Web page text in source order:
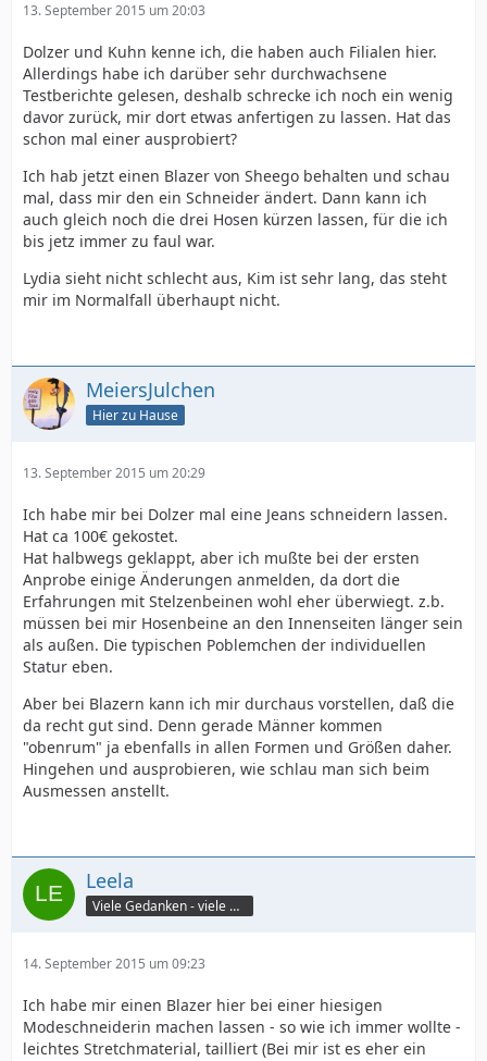
13. September 2015 um 20:03
Dolzer und Kuhn kenne ich, die haben auch Filialen hier.
Allerdings habe ich darüber sehr durchwachsene
Testberichte gelesen, deshalb schrecke ich noch ein wenig
davor zurück, mir dort etwas anfertigen zu lassen. Hat das
schon mal einer ausprobiert?
Ich hab jetzt einen Blazer von Sheego behalten und schau
mal, dass mir den ein Schneider ändert. Dann kann ich
auch gleich noch die drei Hosen kürzen lassen, für die ich
bis jetz immer zu faul war.
Lydia sieht nicht schlecht aus, Kim ist sehr lang, das steht
mir im Normalfall überhaupt nicht.
MeiersJulchen
Hier zu Hause
13. September 2015 um 20:29
Ich habe mir bei Dolzer mal eine Jeans schneidern lassen.
Hat ca 100€ gekostet.
Hat halbwegs geklappt, aber ich mußte bei der ersten
Anprobe einige Änderungen anmelden, da dort die
Erfahrungen mit Stelzenbeinen wohl eher überwiegt. z.b.
müssen bei mir Hosenbeine an den Innenseiten länger sein
als außen. Die typischen Poblemchen der individuellen
Statur eben.
Aber bei Blazern kann ich mir durchaus vorstellen, daß die
da recht gut sind. Denn gerade Männer kommen
"obenrum" ja ebenfalls in allen Formen und Größen daher.
Hingehen und ausprobieren, wie schlau man sich beim
Ausmessen anstellt.
Leela
Viele Gedanken - viele Worte
14. September 2015 um 09:23
Ich habe mir einen Blazer hier bei einer hiesigen
Modeschneiderin machen lassen - so wie ich immer wollte -
leichtes Stretchmaterial, tailliert (Bei mir ist es eher ein